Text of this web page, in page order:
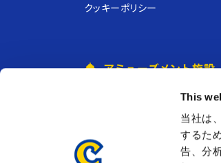
This
当社は
するた
告、分
クッキーポリシー
アミューズメント施設
ツカモーヨ